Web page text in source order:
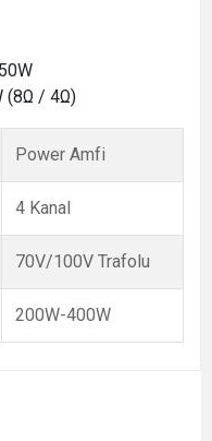
(8Ω / 4Ω)
Power Amfi
4 Kanal
70V/100V Trafolu
200W-400W